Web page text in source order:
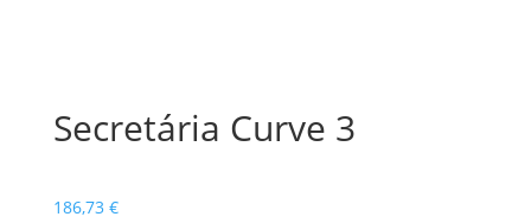
Secretária Curve 3
186,73 €